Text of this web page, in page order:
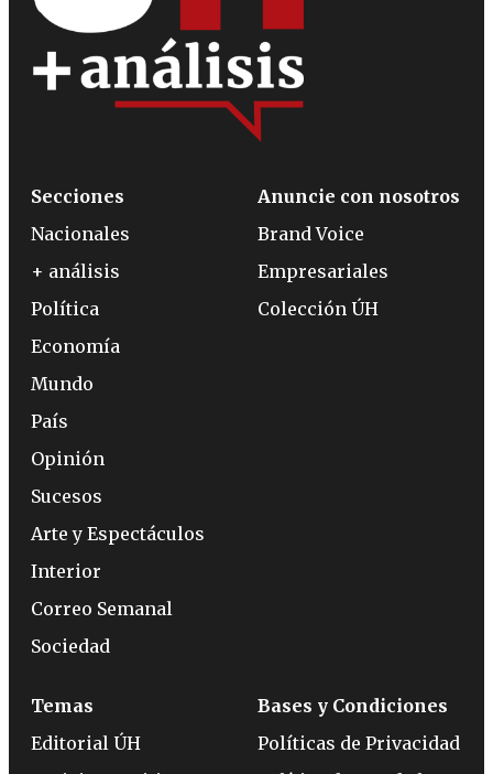
Secciones
Nacionales
+ análisis
Política
Economía
Mundo
País
Opinión
Sucesos
Arte y Espectáculos
Interior
Correo Semanal
Sociedad
Anuncie con nosotros
Brand Voice
Empresariales
Colección ÚH
Temas
Editorial ÚH
Bases y Condiciones
Políticas de Privacidad